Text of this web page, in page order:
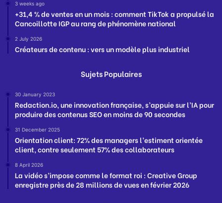
3 weeks ago
+31,4 % de ventes en un mois : comment TikTok a propulsé la
Cancoillotte IGP au rang de phénomène national
2 July 2026
Créateurs de contenu : vers un modèle plus industriel
Sujets Populaires
30 January 2023
Redaction.io, une innovation française, s’appuie sur l’IA pour
produire des contenus SEO en moins de 90 secondes
31 December 2025
Orientation client: 72% des managers l’estiment orientée
client, contre seulement 57% des collaborateurs
8 April 2026
La vidéo s’impose comme le format roi : Creative Group
enregistre près de 28 millions de vues en février 2026